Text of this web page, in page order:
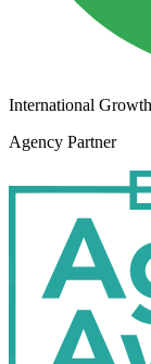
International Growth
Agency Partner